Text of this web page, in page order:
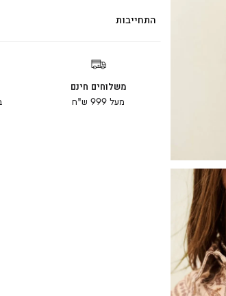
התחייבות
משלוחים חינם
מעל 999 ש"ח